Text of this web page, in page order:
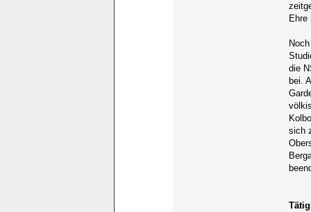
Ehre
die
bei.
sich